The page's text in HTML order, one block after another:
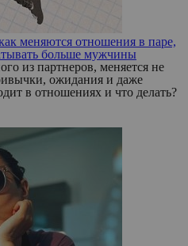
меняются отношения в паре,
больше мужчины
из партнеров, меняется не
ожидания и даже
в отношениях и что делать?